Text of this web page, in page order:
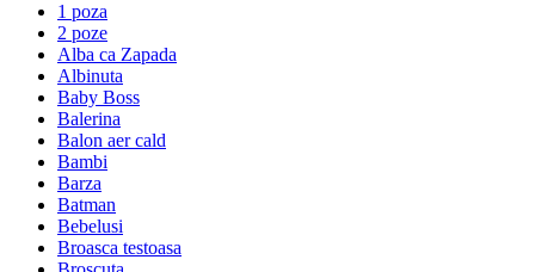
1 poza
2 poze
Alba ca Zapada
Albinuta
Baby Boss
Balerina
Balon aer cald
Bambi
Barza
Batman
Bebelusi
Broasca testoasa